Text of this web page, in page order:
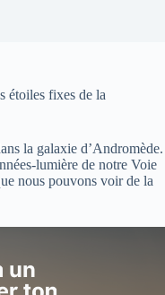
étoiles fixes de la
la galaxie d’Andromède.
lumière de notre Voie
nous pouvons voir de la